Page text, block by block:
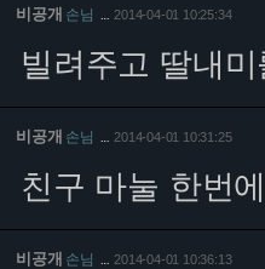
비공개 손님 2014-04-01 10:25:34
빌려주고 딸내
비공개 손님 2014-04-01 10:31:25
친구 마눌 한번
비공개 손님 2014-04-01 10:36:13